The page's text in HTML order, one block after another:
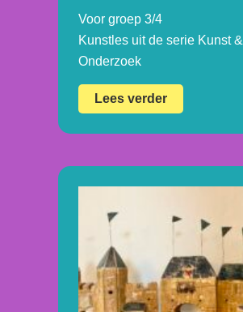
Voor groep 3/4
Kunstles uit de serie Kunst &
Onderzoek
Lees verderCrush